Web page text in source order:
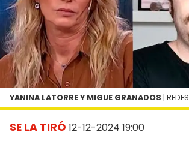
SE LA TIRÓ 12-12-2024 19:00
YANINA LATORRE Y MIGUE GRANADOS | REDES